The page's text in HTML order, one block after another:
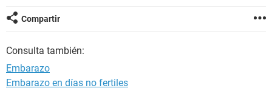
Compartir
Consulta también:
Embarazo
Embarazo en días no fertiles